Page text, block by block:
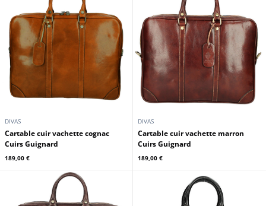
DIVAS
Cartable cuir vachette cognac
Cuirs Guignard
189,00 €
DIVAS
Cartable cuir vachette marron
Cuirs Guignard
189,00 €